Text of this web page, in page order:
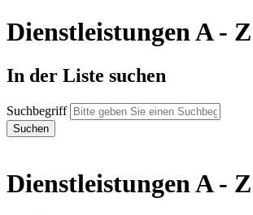
Dienstleistungen A - Z
In der Liste suchen
Suchbegriff
Dienstleistungen A - Z